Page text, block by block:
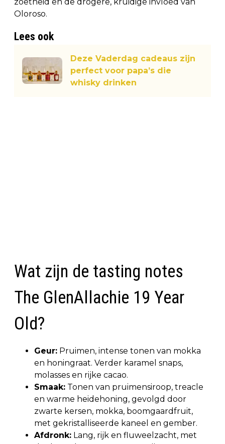
Oloroso.
Lees ook
Deze Vaderdag cadeaus zijn
perfect voor papa’s die
whisky drinken
Wat zijn de tasting notes
The GlenAllachie 19 Year
Old?
Geur: Pruimen, intense tonen van mokka
en honingraat. Verder karamel snaps,
molasses en rijke cacao.
Smaak: Tonen van pruimensiroop, treacle
en warme heidehoning, gevolgd door
zwarte kersen, mokka, boomgaardfruit,
met gekristalliseerde kaneel en gember.
Afdronk: Lang, rijk en fluweelzacht, met